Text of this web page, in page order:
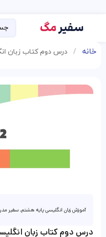
خانه / درس دوم کتاب زبان
آموزش زبان انگلیسی پایه هشتم,سفیر
درس دوم کتاب زبان